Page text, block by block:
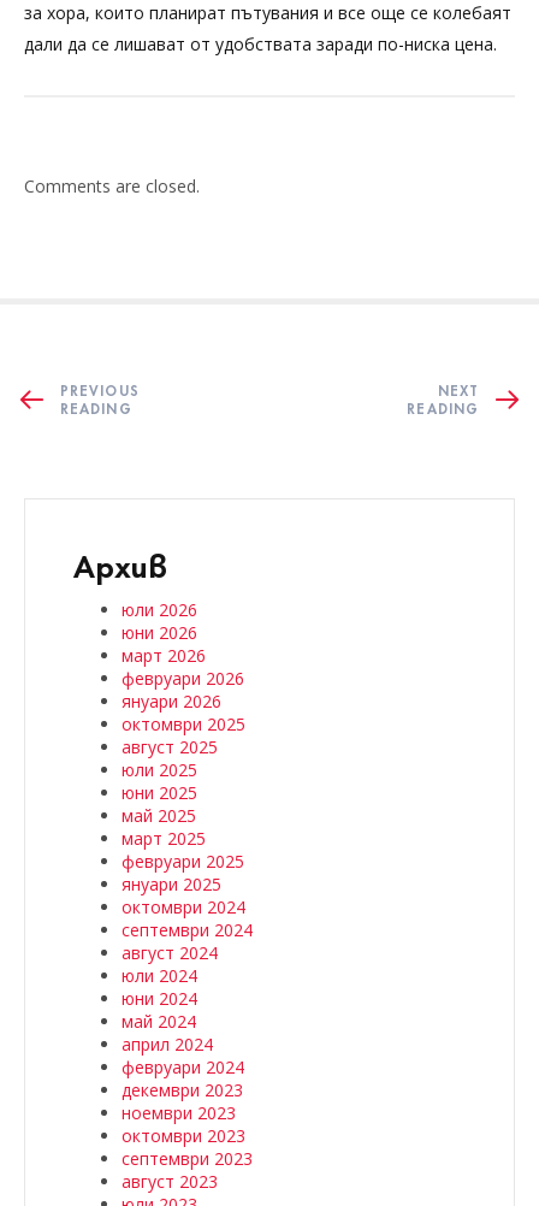
за хора, които планират пътувания и все още се колебаят
дали да се лишават от удобствата заради по-ниска цена.
Comments are closed.
PREVIOUS
READING
NEXT
READING
Архив
юли 2026
юни 2026
март 2026
февруари 2026
януари 2026
октомври 2025
август 2025
юли 2025
юни 2025
май 2025
март 2025
февруари 2025
януари 2025
октомври 2024
септември 2024
август 2024
юли 2024
юни 2024
май 2024
април 2024
февруари 2024
декември 2023
ноември 2023
октомври 2023
септември 2023
август 2023